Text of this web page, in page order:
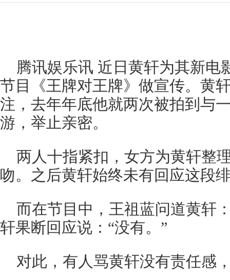
腾讯娱乐讯 近日黄轩为其新电
节目《王牌对王牌》做宣传。黄
注，去年年底他就两次被拍到与
游，举止亲密。
两人十指紧扣，女方为黄轩整
吻。之后黄轩始终未有回应这段
而在节目中，王祖蓝问道黄轩
轩果断回应说：“没有。”
对此，有人骂黄轩没有责任感